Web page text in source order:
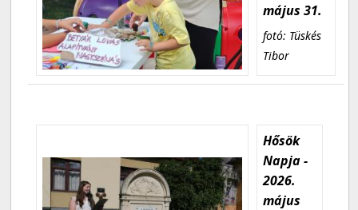
május 31.
fotó: Tüskés
Tibor
Hősök
Napja -
2026.
május